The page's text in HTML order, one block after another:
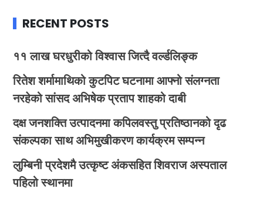
RECENT POSTS
११ लाख घरधुरीको विश्वास जित्दै वर्ल्डलिङ्क
रितेश शर्मामाथिको कुटपिट घटनामा आफ्नो संलग्नता
नरहेको सांसद अभिषेक प्रताप शाहको दाबी
दक्ष जनशक्ति उत्पादनमा कपिलवस्तु प्रतिष्ठानको दृढ
संकल्पका साथ अभिमुखीकरण कार्यक्रम सम्पन्न
लुम्बिनी प्रदेशमै उत्कृष्ट अंकसहित शिवराज अस्पताल
पहिलो स्थानमा